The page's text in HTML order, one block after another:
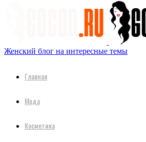
Женский блог на интересные темы
Главная
Мода
Косметика